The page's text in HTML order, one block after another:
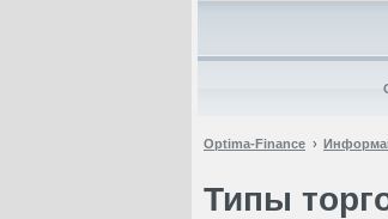
Optima-Finance
Типы